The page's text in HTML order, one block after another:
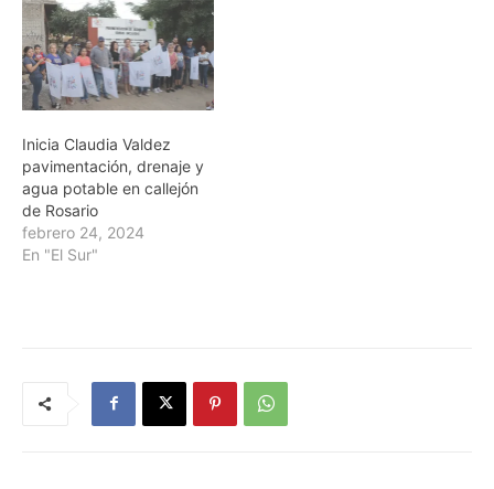
Inicia Claudia Valdez
pavimentación, drenaje y
agua potable en callejón
de Rosario
febrero 24, 2024
En "El Sur"